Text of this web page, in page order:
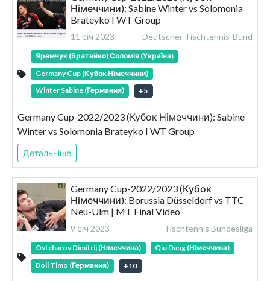
Німеччини): Sabine Winter vs Solomonia
Brateyko I WT Group
11 січ 2023 Deutscher Tischtennis-Bund
Яремчук (Братейко) Соломія (Україна)
Germany Cup (Кубок Німеччини)
Winter Sabine (Германия)
+5
Germany Cup-2022/2023 (Кубок Німеччини): Sabine
Winter vs Solomonia Brateyko I WT Group
Детальніше
Germany Cup-2022/2023 (Кубок
Німеччини): Borussia Düsseldorf vs TTC
Neu-Ulm | MT Final Video
9 січ 2023 Tischtennis Bundesliga
Ovtcharov Dimitrij (Німеччина)
Qiu Dang (Німеччина)
Boll Timo (Германия)
+10